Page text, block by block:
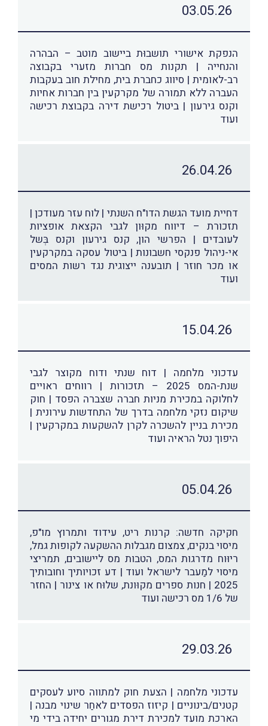
03.05.26
הנפקת אישורי תושבוּת ביישוב מוטב – הבהרה
והנחייה | תקנות מס חברות מזערי בקבוצה
רב-לאומית | סיווג כחברת בית, מחילת חוב בעקבות
העברה ללא תמורה של מקרקעין בין חברות אחיות
וקנס גירעון | ביטול רכישת דירה בקבוצת רכישה
ועוד
26.04.26
דחיית מועד הגשת הדו"ח השנתי | לוח עזר מעודכן |
תזכורת – דיווח מקוּון לגבי הקצאת אופציות
לעובדים | הפרשי הון, קנס גירעון וקנס בְּשל
אי-ניהול פנקסי חשבונות | ביטול עסקה במקרקעין
או מכר חוזר | תובענה ייצוגית נגד רשות המסים
ועוד
15.04.26
עדכוני מלחמה | דוח שנתי ודוח מקוצר לגבי
שנת-המס 2025 – תזכורות | רווחים ראויים
לחלוקה במכירת מניות חברה שצברה הפסד | חוק
שיקום נזקי מלחמה בדרך של התחדשות עירונית |
מכירת בניין להשכרה לקרן להשקעות במקרקעין |
היפוך נטל הראיה ועוד
05.04.26
חקיקה חדשה: קרנות ריט, עידוד ותמרוץ מו"פ,
מיסוי בנקים, צמצום מגבלות ההשקעה לקופות גמל,
ריוּוח מדרגות המס, הטבות מס ליישובים, תמריצי
מיסוי למַעבר לישראל ועוד | דע זכויותיך וחובותיך
2025 | חנות ספרים מקוּונת, שלוּח או צינור | החזר
של 1/6 מס רכישה ועוד
29.03.26
עדכוני מלחמה | הצעת חוק למתווה סיוע לעסקים
קטנים/בינוניים | קיזוז הפסדים לאחַר שינוי מבנה |
הארכת מועד למכירת דירת מגורים יחידה בידי מי